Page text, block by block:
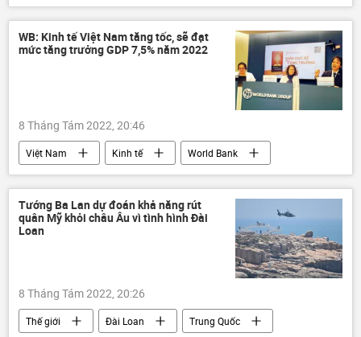
xung đột
Quân sự
Hoa Kỳ
cuộc tập trận
Chuyến công du châu Á của bà Nancy Pelosi
WB: Kinh tế Việt Nam tăng tốc, sẽ đạt
mức tăng trưởng GDP 7,5% năm 2022
8 Tháng Tám 2022, 20:46
Việt Nam Kinh tế
World Bank
năng suất lao động
giáo dục
chiến lược phát triển kinh tế
Tướng Ba Lan dự đoán khả năng rút
quân Mỹ khỏi châu Âu vì tình hình Đài
Loan
8 Tháng Tám 2022, 20:26
Thế giới Đài Loan
Trung Quốc